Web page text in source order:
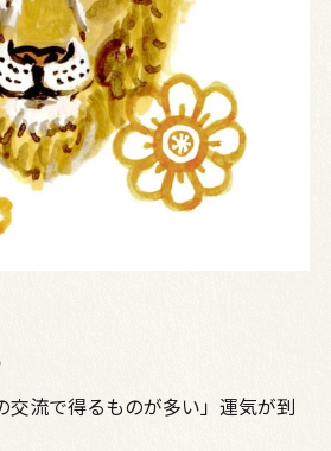
交流で得るものが多い」運気が到